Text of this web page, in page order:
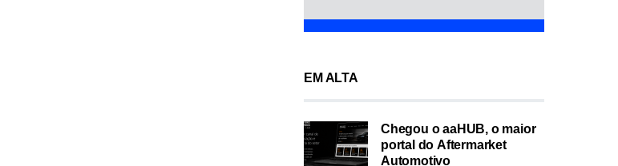
EM ALTA
Chegou o aaHUB, o maior
portal do Aftermarket
Automotivo